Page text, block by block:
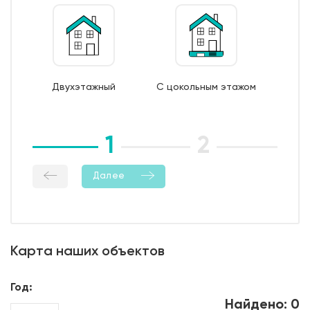
арматуры 6/8 AI);
7. Монтаж опалубки из обрезной доски;
влажностный режима);
Двухэтажный С цокольным этажом
1 2
Далее
Карта наших объектов
Год:
Найдено: 0